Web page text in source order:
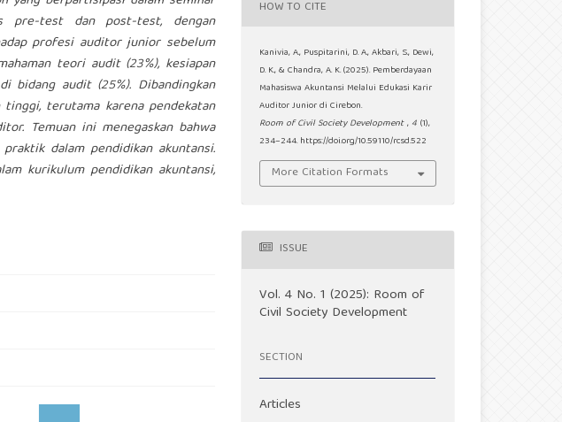
pre-test dan post-test, dengan
profesi auditor junior sebelum
teori audit (23%), kesiapan
bidang audit (25%). Dibandingkan
terutama karena pendekatan
Temuan ini menegaskan bahwa
dalam pendidikan akuntansi.
kurikulum pendidikan akuntansi,
HOW TO CITE
Kanivia, A., Puspitarini, D. A., Akbari, S., Dewi,
D. K., & Chandra, A. K. (2025). Pemberdayaan
Mahasiswa Akuntansi Melalui Edukasi Karir
Auditor Junior di Cirebon.
Room of Civil Society Development , 4 (1),
234–244. https://doi.org/10.59110/rcsd.522
More Citation Formats
ISSUE
Vol. 4 No. 1 (2025): Room of
Civil Society Development
SECTION
Articles